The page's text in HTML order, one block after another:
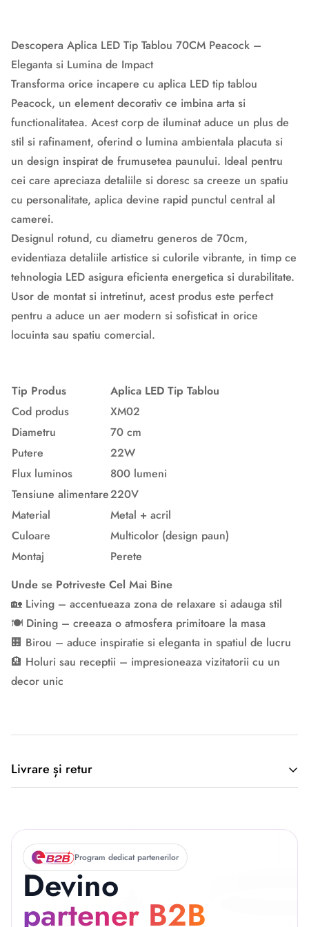
Descopera Aplica LED Tip Tablou 70CM Peacock –
Eleganta si Lumina de Impact
Transforma orice incapere cu aplica LED tip tablou
Peacock, un element decorativ ce imbina arta si
functionalitatea. Acest corp de iluminat aduce un plus de
stil si rafinament, oferind o lumina ambientala placuta si
un design inspirat de frumusetea paunului. Ideal pentru
cei care apreciaza detaliile si doresc sa creeze un spatiu
cu personalitate, aplica devine rapid punctul central al
camerei.
Designul rotund, cu diametru generos de 70cm,
evidentiaza detaliile artistice si culorile vibrante, in timp ce
tehnologia LED asigura eficienta energetica si durabilitate.
Usor de montat si intretinut, acest produs este perfect
pentru a aduce un aer modern si sofisticat in orice
locuinta sau spatiu comercial.
Tip Produs
Aplica LED Tip Tablou
Cod produs
XM02
Diametru
70 cm
Putere
22W
Flux luminos
800 lumeni
Tensiune alimentare220V
Material
Metal + acril
Culoare
Multicolor (design paun)
Montaj
Perete
Unde se Potriveste Cel Mai Bine
🏡 Living – accentueaza zona de relaxare si adauga stil
🍽️ Dining – creeaza o atmosfera primitoare la masa
🏢 Birou – aduce inspiratie si eleganta in spatiul de lucru
🏨 Holuri sau receptii – impresioneaza vizitatorii cu un
decor unic
Livrare și retur
🚚 Politica de Livrare –
EILUMINAT ELECTRICAL
SOLUTIONS S.R.L.
Program dedicat partenerilor
Devino
partener B2B